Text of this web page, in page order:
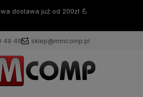
dostawa już od 200zł 💪
49 49 sklep@mmcomp.pl